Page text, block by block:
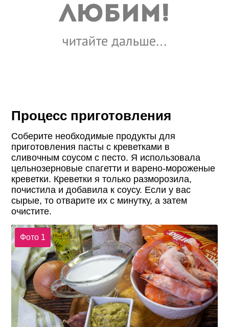
Процесс приготовления
Соберите необходимые продукты для
приготовления пасты с креветками в
сливочным соусом с песто. Я использовала
цельнозерновые спагетти и варено-мороженые
креветки. Креветки я только разморозила,
почистила и добавила к соусу. Если у вас
сырые, то отварите их с минутку, а затем
очистите.
Фото 1